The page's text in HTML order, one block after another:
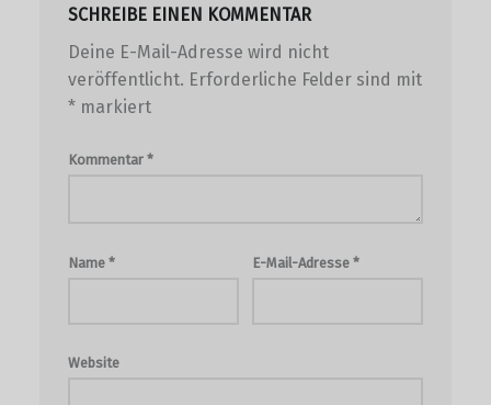
SCHREIBE EINEN KOMMENTAR
Deine E-Mail-Adresse wird nicht
veröffentlicht. Erforderliche Felder sind mit
*markiert
Kommentar *
Name * E-Mail-Adresse*
Website